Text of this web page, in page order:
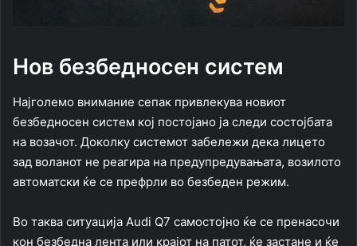
Нов безбедносен систем
Најголемо внимание сепак привлекува новиот
безбедносен систем кој постојано ја следи состојбата
на возачот. Доколку системот забележи дека лицето
зад воланот не реагира на предупредувањата, возилото
автоматски ќе се префрли во безбеден режим.
Во таква ситуација Audi Q7 самостојно ќе се пренасочи
кон безбедна лента или крајот на патот, ќе застане и ќе